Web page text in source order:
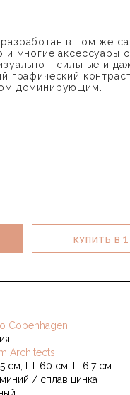
в том же
и многие аксессуары
- сильные и
графический
доминирующим.
КУПИТЬ В1
Copenhagen
Architects
см, Ш: 60 см, Г: 6,7 см
/ сплав цинка